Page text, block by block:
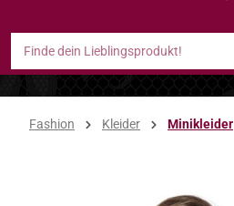
Fashion Kleider Minikleider
Bildergalerie überspringen